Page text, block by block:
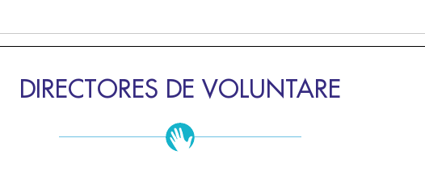
DIRECTORES DE VOLUNTARE